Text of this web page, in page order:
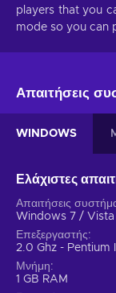
players that you
mode so you can
Απαιτήσεις
WINDOWS
Ελάχιστες
Απαιτήσεις
Windows 7 /
Επεξεργαστής
2.0 Ghz - Pentium
Μνήμη
1 GB RAM